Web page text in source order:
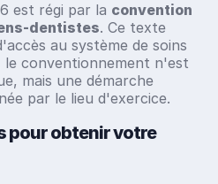
est régi par la convention
dentistes. Ce texte
au système de soins
le conventionnement n'est
mais une démarche
par le lieu d'exercice.
pour obtenir votre